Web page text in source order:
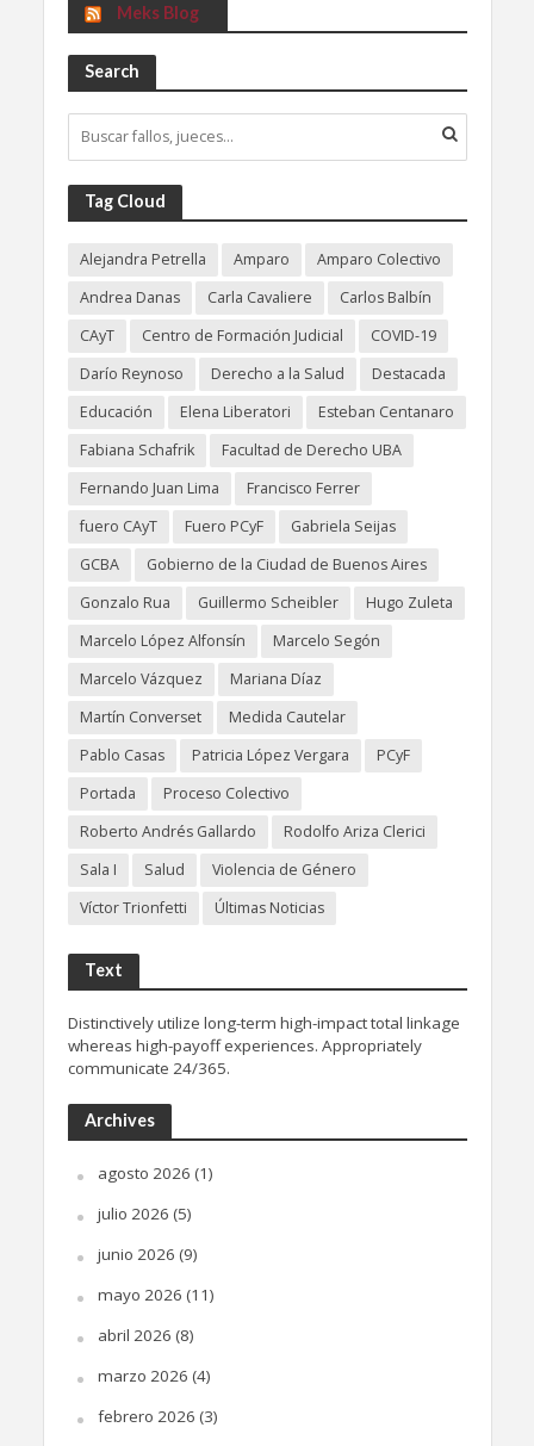
Meks Blog
Search
Tag Cloud
Alejandra Petrella Amparo
Amparo Colectivo
Andrea Danas
Carla Cavaliere
Carlos Balbín
CAyT
Centro de Formación Judicial
COVID-19
Darío Reynoso
Derecho a la Salud
Destacada
Educación
Elena Liberatori
Esteban Centanaro
Fabiana Schafrik
Facultad de Derecho UBA
Fernando Juan Lima
Francisco Ferrer
fuero CAyT
Fuero PCyF
Gabriela Seijas
GCBA
Gobierno de la Ciudad de Buenos Aires
Gonzalo Rua
Guillermo Scheibler
Hugo Zuleta
Marcelo López Alfonsín
Marcelo Segón
Marcelo Vázquez
Mariana Díaz
Martín Converset
Medida Cautelar
Pablo Casas
Patricia López Vergara
PCyF
Portada
Proceso Colectivo
Roberto Andrés Gallardo
Rodolfo Ariza Clerici
Sala I
Salud
Violencia de Género
Víctor Trionfetti
Últimas Noticias
Text
Distinctively utilize long-term high-impact total linkage
whereas high-payoff experiences. Appropriately
communicate 24/365.
Archives
agosto 2026 (1)
julio 2026 (5)
junio 2026 (9)
mayo 2026 (11)
abril 2026 (8)
marzo 2026 (4)
febrero 2026 (3)